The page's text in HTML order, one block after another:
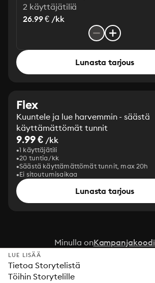
2 käyttäjätiliä
26.99 € /kk
Lunasta tarjous
Flex
Kuuntele ja lue harvemmin - säästä
käyttämättömät tunnit
9.99 € /kk
1 käyttäjätili
20 tuntia/kk
Säästä käyttämättömät tunnit, max 20h
Ei sitoutumisaikaa
Lunasta tarjous
Minulla onKampanjakoodi
LUE LISÄÄ
Tietoa Storytelistä
Töihin Storytelille